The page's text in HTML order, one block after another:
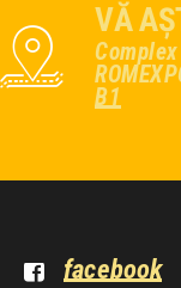
VĂ
B1
facebook